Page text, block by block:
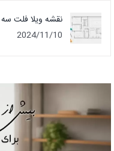
نقشه ویلا فلت
2024/11/10